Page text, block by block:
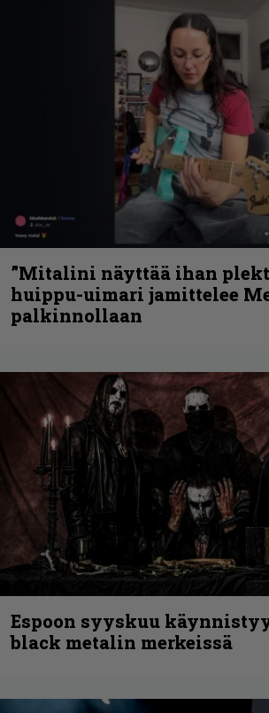
”Mitalini näyttää ihan
huippu-uimari jamittelee
palkinnollaan
Espoon syyskuu
black metalin merkeissä